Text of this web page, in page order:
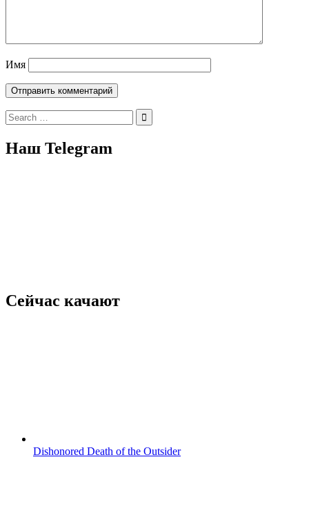
Имя
Search
for:
Наш Telegram
Сейчас качают
Dishonored Death of the Outsider